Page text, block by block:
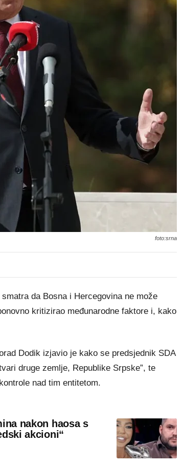
foto:srna
da Bosna i Hercegovina ne može
kritizirao međunarodne faktore i, kako
Dodik izjavio je kako se predsjednik SDA
druge zemlje, Republike Srpske”, te
nad tim entitetom.
nakon haosa s
akcioni“